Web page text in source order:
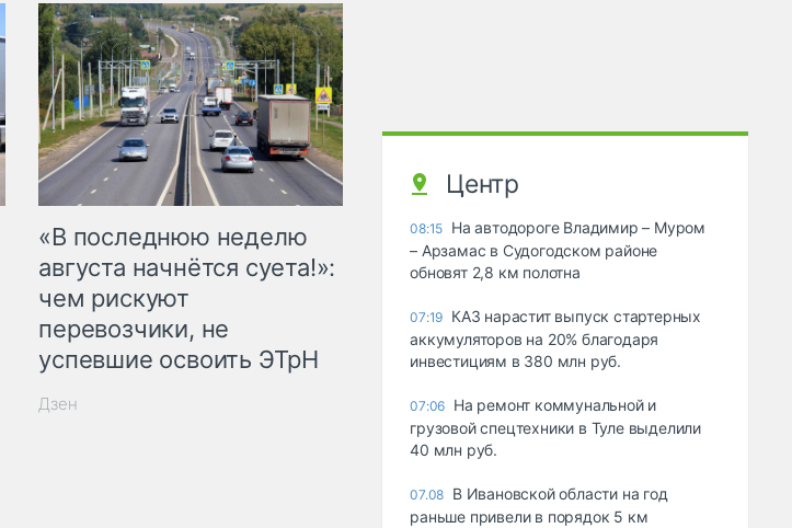
«В последнюю неделю
августа начнётся суета!»:
чем рискуют
перевозчики, не
успевшие освоить ЭТрН
Дзен
Центр
08:15 На автодороге Владимир – Муром
– Арзамас в Судогодском районе
обновят 2,8 км полотна
07:19 КАЗ нарастит выпуск стартерных
аккумуляторов на 20% благодаря
инвестициям в 380 млн руб.
07:06 На ремонт коммунальной и
грузовой спецтехники в Туле выделили
40 млн руб.
07.08 В Ивановской области на год
раньше привели в порядок 5 км